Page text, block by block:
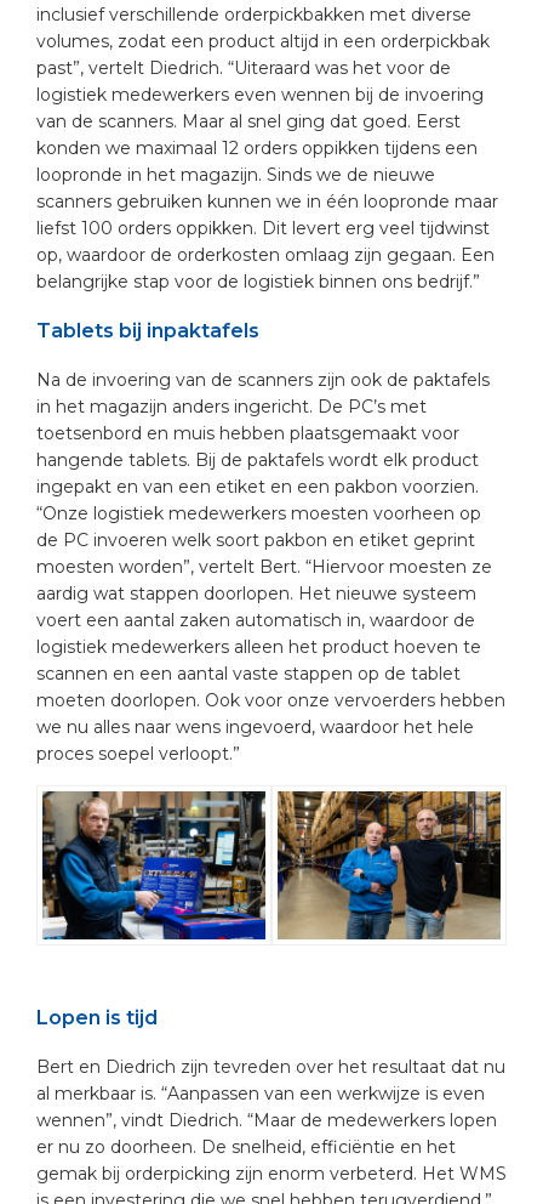
inclusief verschillende orderpickbakken met diverse
volumes, zodat een product altijd in een orderpickbak
past”, vertelt Diedrich. “Uiteraard was het voor de
logistiek medewerkers even wennen bij de invoering
van de scanners. Maar al snel ging dat goed. Eerst
konden we maximaal 12 orders oppikken tijdens een
loopronde in het magazijn. Sinds we de nieuwe
scanners gebruiken kunnen we in één loopronde maar
liefst 100 orders oppikken. Dit levert erg veel tijdwinst
op, waardoor de orderkosten omlaag zijn gegaan. Een
belangrijke stap voor de logistiek binnen ons bedrijf.”
Tablets bij inpaktafels
Na de invoering van de scanners zijn ook de paktafels
in het magazijn anders ingericht. De PC’s met
toetsenbord en muis hebben plaatsgemaakt voor
hangende tablets. Bij de paktafels wordt elk product
ingepakt en van een etiket en een pakbon voorzien.
“Onze logistiek medewerkers moesten voorheen op
de PC invoeren welk soort pakbon en etiket geprint
moesten worden”, vertelt Bert. “Hiervoor moesten ze
aardig wat stappen doorlopen. Het nieuwe systeem
voert een aantal zaken automatisch in, waardoor de
logistiek medewerkers alleen het product hoeven te
scannen en een aantal vaste stappen op de tablet
moeten doorlopen. Ook voor onze vervoerders hebben
we nu alles naar wens ingevoerd, waardoor het hele
proces soepel verloopt.”
Lopen is tijd
Bert en Diedrich zijn tevreden over het resultaat dat nu
al merkbaar is. “Aanpassen van een werkwijze is even
wennen”, vindt Diedrich. “Maar de medewerkers lopen
er nu zo doorheen. De snelheid, efficiëntie en het
gemak bij orderpicking zijn enorm verbeterd. Het WMS